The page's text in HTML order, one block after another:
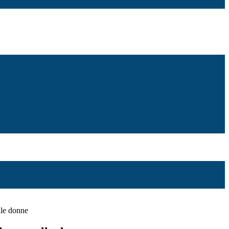
donne